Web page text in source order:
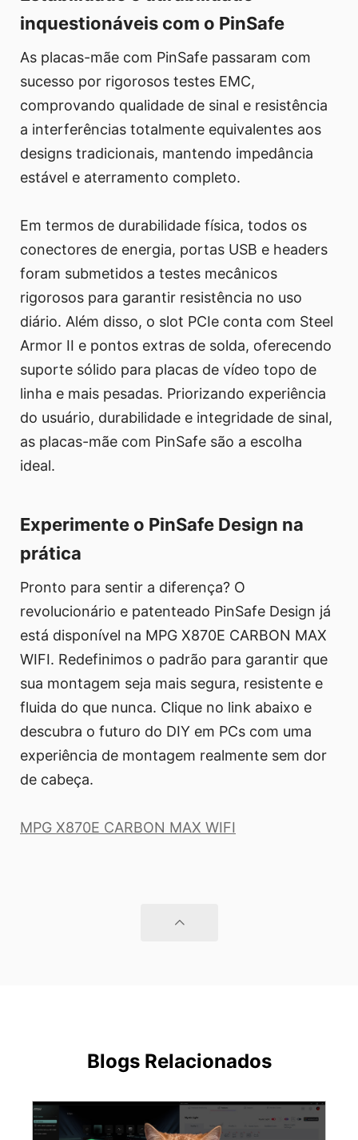
inquestionáveis com o PinSafe
As placas-mãe com PinSafe passaram com
sucesso por rigorosos testes EMC,
comprovando qualidade de sinal e resistência
a interferências totalmente equivalentes aos
designs tradicionais, mantendo impedância
estável e aterramento completo.
Em termos de durabilidade física, todos os
conectores de energia, portas USB e headers
foram submetidos a testes mecânicos
rigorosos para garantir resistência no uso
diário. Além disso, o slot PCIe conta com Steel
Armor II e pontos extras de solda, oferecendo
suporte sólido para placas de vídeo topo de
linha e mais pesadas. Priorizando experiência
do usuário, durabilidade e integridade de sinal,
as placas-mãe com PinSafe são a escolha
ideal.
Experimente o PinSafe Design na
prática
Pronto para sentir a diferença? O
revolucionário e patenteado PinSafe Design já
está disponível na MPG X870E CARBON MAX
WIFI. Redefinimos o padrão para garantir que
sua montagem seja mais segura, resistente e
fluida do que nunca. Clique no link abaixo e
descubra o futuro do DIY em PCs com uma
experiência de montagem realmente sem dor
de cabeça.
MPG X870E CARBON MAX WIFI
Blogs Relacionados